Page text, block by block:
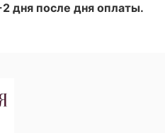
дня после дня оплаты.